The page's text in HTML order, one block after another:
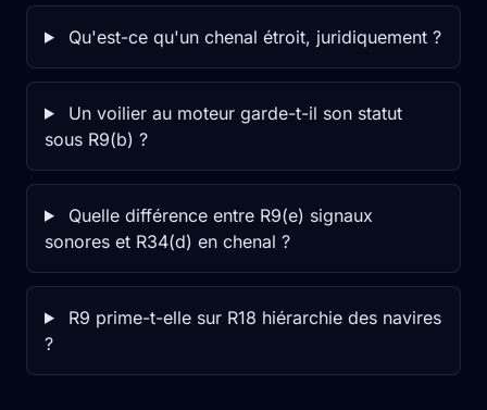
Qu'est-ce qu'un chenal étroit, juridiquement ?
Un voilier au moteur garde-t-il son statut
sous R9(b) ?
Quelle différence entre R9(e) signaux
sonores et R34(d) en chenal ?
R9 prime-t-elle sur R18 hiérarchie des navires
?